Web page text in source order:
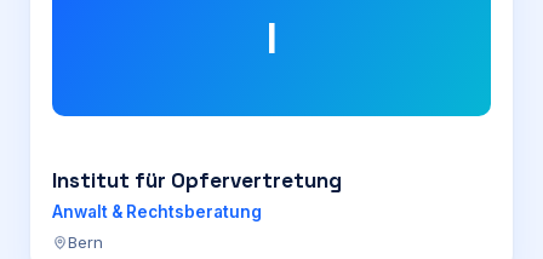
I
Institut für Opfervertretung
Anwalt & Rechtsberatung
Bern